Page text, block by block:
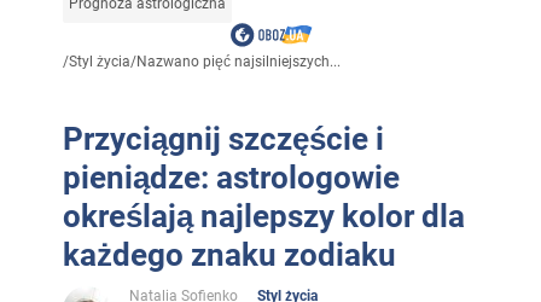
Prognoza astrologiczna
/Styl życia/Nazwano pięć najsilniejszych...
Przyciągnij szczęście i
pieniądze: astrologowie
określają najlepszy kolor dla
każdego znaku zodiaku
Natalia Sofienko
Styl życia